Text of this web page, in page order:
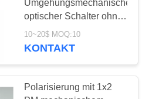
Umgehungsmechanischer
optischer Schalter ohne
Verriegelung
1310/1550nm 5V
10~20$ MOQ:10
KONTAKT
Polarisierung mit 1x2